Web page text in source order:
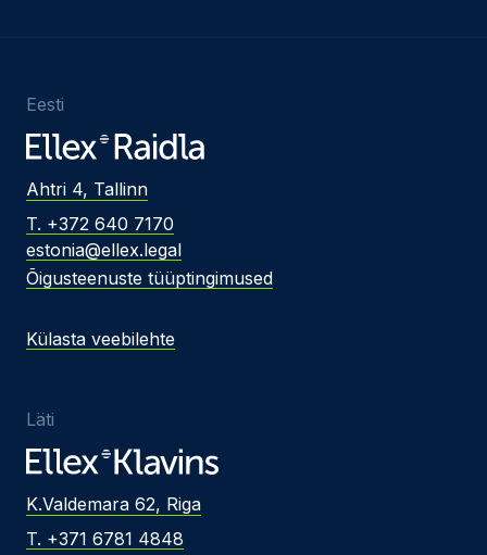
Eesti
Ahtri 4, Tallinn
T. +372 640 7170
estonia@ellex.legal
Õigusteenuste tüüptingimused
Külasta veebilehte
Läti
K.Valdemara 62, Riga
T. +371 6781 4848